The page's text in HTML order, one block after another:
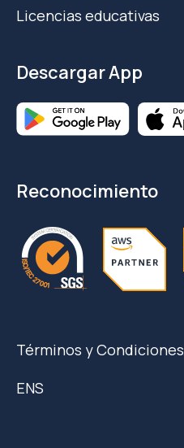
Licencias educativas
Descargar App
Reconocimiento
Términos y Condiciones
ENS